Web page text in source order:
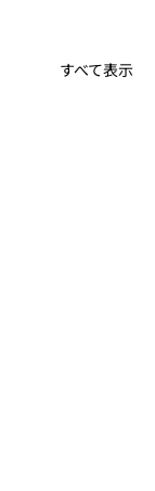
すべて表示